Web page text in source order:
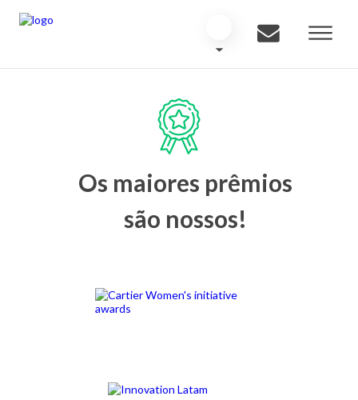
Os maiores prêmios
são nossos!